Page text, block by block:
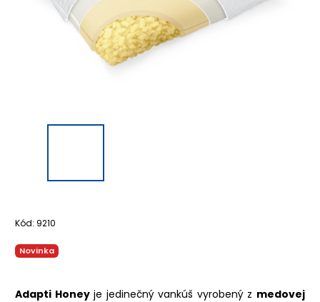
Kód: 9210
Novinka
Adapti Honey je jedinečný vankúš vyrobený z medovej